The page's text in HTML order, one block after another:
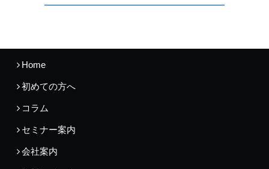
Home
初めての方へ
コラム
セミナー案内
会社案内